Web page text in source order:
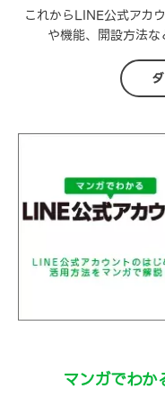
これからLINE公式アカ
や機能、開設方法な
マンガでわ